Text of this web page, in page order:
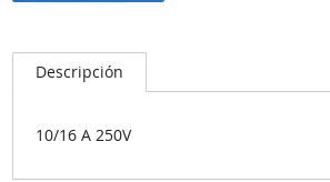
Descripción
10/16 A 250V